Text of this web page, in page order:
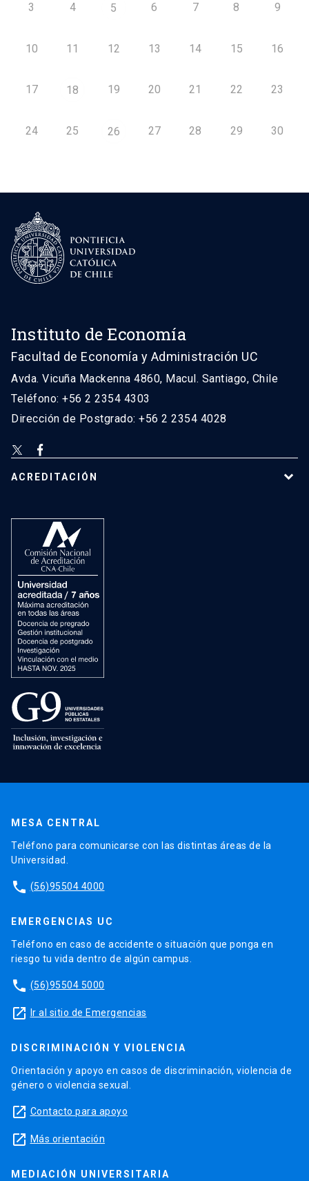
3 4 5 6 7 8 9
10 11 12 13 14 15 16
17 18 19 20 21 22 23
24 25 26 27 28 29 30
Instituto de Economía
Facultad de Economía y Administración UC
Avda. Vicuña Mackenna 4860, Macul. Santiago, Chile
Teléfono: +56 2 2354 4303
Dirección de Postgrado: +56 2 2354 4028
ACREDITACIÓN
MESA CENTRAL
Teléfono para comunicarse con las distintas áreas de la
Universidad.
phone (56)95504 4000
EMERGENCIAS UC
Teléfono en caso de accidente o situación que ponga en
riesgo tu vida dentro de algún campus.
phone (56)95504 5000
launch Ir al sitio de Emergencias
DISCRIMINACIÓN Y VIOLENCIA
Orientación y apoyo en casos de discriminación, violencia de
género o violencia sexual.
launch Contacto para apoyo
launch Más orientación
MEDIACIÓN UNIVERSITARIA